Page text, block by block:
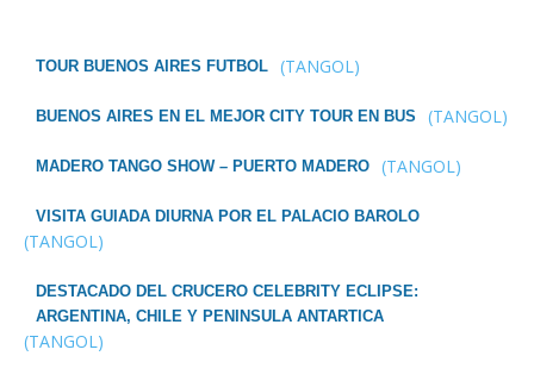
TOUR BUENOS AIRES FUTBOL (TANGOL)
BUENOS AIRES EN EL MEJOR CITY TOUR EN BUS (TANGOL)
MADERO TANGO SHOW – PUERTO MADERO (TANGOL)
VISITA GUIADA DIURNA POR EL PALACIO BAROLO
(TANGOL)
DESTACADO DEL CRUCERO CELEBRITY ECLIPSE:
ARGENTINA, CHILE Y PENINSULA ANTARTICA
(TANGOL)